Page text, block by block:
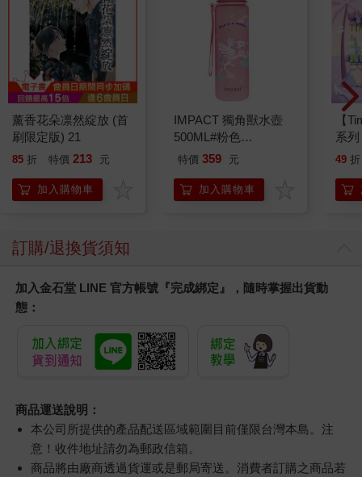
薰香花朵凛然綻放 (首
刷限定版) 21
85 折 特價 213 元
加入購物車
IMPACT 獨角獸水壺
500ML#粉色
IM00B11PK
特價 359 元
加入購物車
【
系
禮物
49 折
訂購/退換貨須知
加入金石堂 LINE 官方帳號『完成綁定』，隨時掌握出貨動
態：
商品運送說明：
本公司所提供的產品配送區域範圍目前僅限台灣本島。注
意！收件地址請勿為郵政信箱。
商品將由廠商透過貨運或是郵局寄送。消費者訂購之商品若